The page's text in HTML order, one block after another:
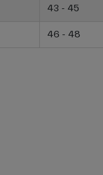
43 - 45
46 - 48